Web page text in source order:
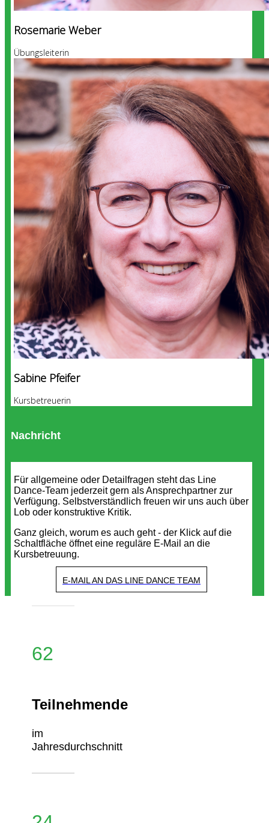
Rosemarie Weber
Übungsleiterin
Sabine Pfeifer
Kursbetreuerin
Nachricht
Für allgemeine oder Detailfragen steht das Line
Dance-Team jederzeit gern als Ansprechpartner zur
Verfügung. Selbstverständlich freuen wir uns auch über
Lob oder konstruktive Kritik.
Ganz gleich, worum es auch geht - der Klick auf die
Schaltfläche öffnet eine reguläre E-Mail an die
Kursbetreuung.
E-MAIL AN DAS LINE DANCE TEAM
62
Teilnehmende
im
Jahresdurchschnitt